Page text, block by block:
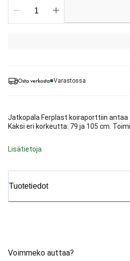
Osta verkosta Varastossa
Jatkopala Ferplast koiraporttiin antaa
Kaksi eri korkeutta: 79 ja 105 cm.
Lisätietoja
Tuotetiedot
Voimmeko auttaa?